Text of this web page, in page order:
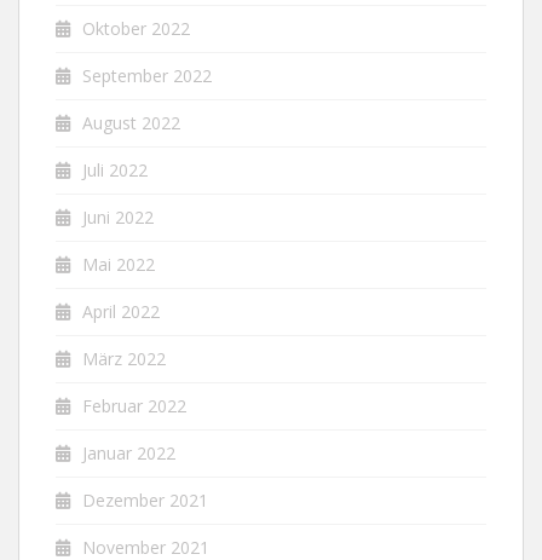
Oktober 2022
September 2022
August 2022
Juli 2022
Juni 2022
Mai 2022
April 2022
März 2022
Februar 2022
Januar 2022
Dezember 2021
November 2021